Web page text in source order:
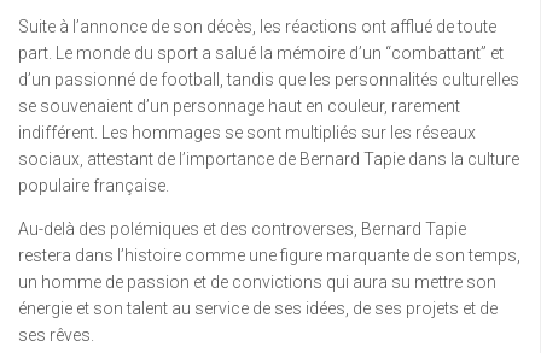
Suite à l’annonce de son décès, les réactions ont afflué de toute
part. Le monde du sport a salué la mémoire d’un “combattant” et
d’un passionné de football, tandis que les personnalités culturelles
se souvenaient d’un personnage haut en couleur, rarement
indifférent. Les hommages se sont multipliés sur les réseaux
sociaux, attestant de l’importance de Bernard Tapie dans la culture
populaire française.
Au-delà des polémiques et des controverses, Bernard Tapie
restera dans l’histoire comme une figure marquante de son temps,
un homme de passion et de convictions qui aura su mettre son
énergie et son talent au service de ses idées, de ses projets et de
ses rêves.